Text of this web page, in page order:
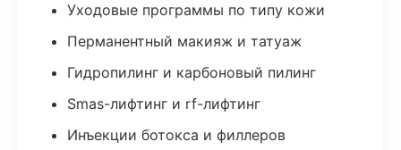
Уходовые программы по типу кожи
Перманентный макияж и татуаж
Гидропилинг и карбоновый пилинг
Smas-лифтинг и rf-лифтинг
Инъекции ботокса и филлеров